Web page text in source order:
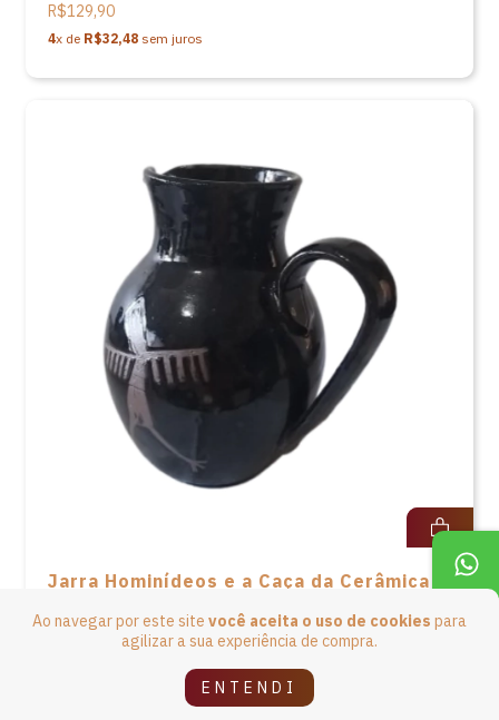
Ao navegar por este site você aceita o uso de cookies para
agilizar a sua experiência de compra.
ENTENDI
R$129,90
4x de R$32,48 sem juros
Jarra Hominídeos e a Caça da Cerâmica
sem juros